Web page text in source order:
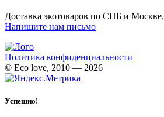
Доставка экотоваров по СПБ и Москве.
Напишите нам письмо
Политика конфиденциальности
© Eco love, 2010 — 2026
Успешно!